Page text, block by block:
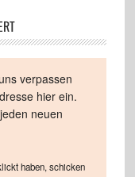
verpassen
hier ein.
neuen
haben, schicken